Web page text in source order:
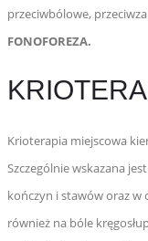
przeciwbólowe,
FONOFOREZA.
Krioterapia miejscowa
Szczególnie wskazana
kończyn i stawów oraz
również na bóle